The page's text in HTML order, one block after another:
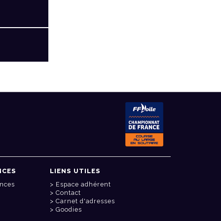
LIENS UTILES
Espace adhérent
Contact
Carnet d'adresses
Goodies